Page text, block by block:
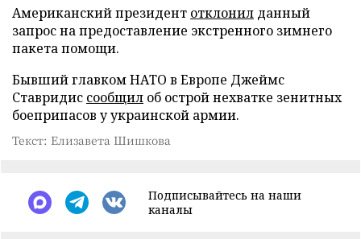
Американский президент отклонил данный
запрос на предоставление экстренного зимнего
пакета помощи.
Бывший главком НАТО в Европе Джеймс
Ставридис сообщил об острой нехватке зенитных
боеприпасов у украинской армии.
Текст: Елизавета Шишкова
Подписывайтесь на наши
каналы